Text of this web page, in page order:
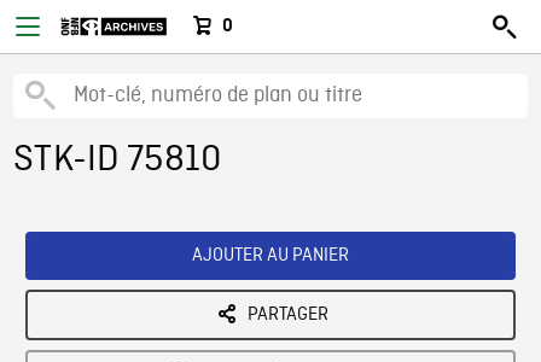
0
STK-ID 75810
AJOUTER AU PANIER
PARTAGER